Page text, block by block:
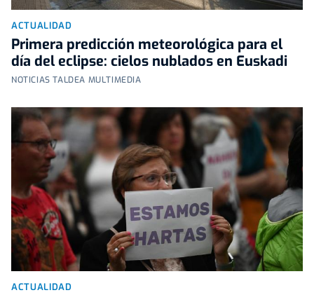
ACTUALIDAD
Primera predicción meteorológica para el
día del eclipse: cielos nublados en Euskadi
NOTICIAS TALDEA MULTIMEDIA
ACTUALIDAD